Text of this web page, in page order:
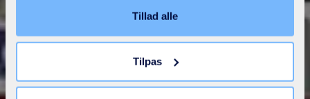
Tillad alle
Tilpas